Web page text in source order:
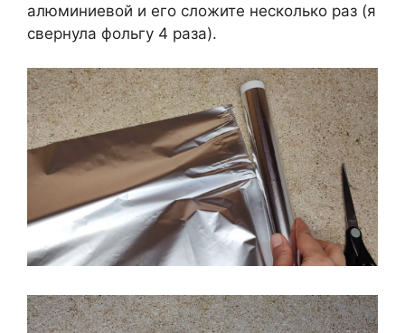
алюминиевой и его сложите несколько раз (я
свернула фольгу 4 раза).